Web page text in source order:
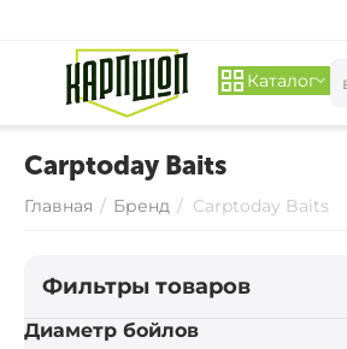
Каталог
Carptoday Baits
Главная / Бренд / Carptoday Baits
Фильтры товаров
Диаметр бойлов